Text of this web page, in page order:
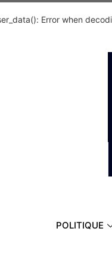
Error when
POLITIQUE